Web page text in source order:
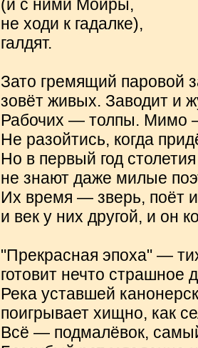
(и с ними Мойры,
не ходи к гадалке),
галдят.
Зато гремящий паровой
зовёт живых. Заводит и
Рабочих — толпы. Мимо
Не разойтись, когда
Но в первый год
не знают даже милые
Их время — зверь, поёт
и век у них другой, и он
"Прекрасная эпоха" —
готовит нечто страшное
Река уставшей
поигрывает хищно, как
Всё — подмалёвок,